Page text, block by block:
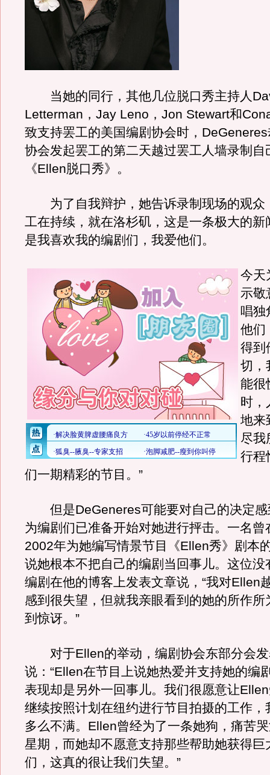
当她的同行，其他几位脱口秀主持人
Letterman，Jay Leno，Jon Stewart和
致支持罢工的美国编剧协会时，
协会发起罢工的第二天越过罢工人墙录制自
《Ellen脱口秀》。
为了自我辩护，她告诉录制现场的观众
工在持续，就在洛杉矶，这是一条极大的新
是我喜欢我的编剧们，我爱他们。
今天
示敬
唱独
他们
得到
切，
能很
时，
地来
尽我
行程
们一期精彩的节目。”
但是DeGeneres可能要对自己的决定感
为编剧们已准备开始对她进行抨击。一名曾
2002年为她编写情景节目《Ellen秀》剧本
说她根本不把自己的编剧当回事儿。这位没
编剧在他的博客上发表文章说，“我对Ellen
感到很失望，但就我亲眼看到的她的所作所
到惊讶。”
对于Ellen的举动，编剧协会东部分会发
说：“Ellen在节目上说她热爱并支持她的编
表现却是另外一回事儿。我们很愿意让
继续按照计划在纽约进行节目拍摄的工作，
多么不满。Ellen曾经为了一条她狗，痛苦
星期，而她却不愿意支持那些帮助她获得巨
们，这真的很让我们失望。”